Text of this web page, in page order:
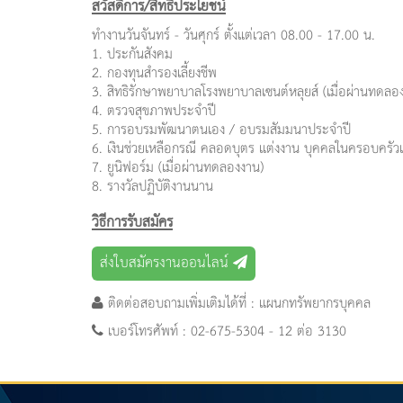
สวัสดิการ/สิทธิประโยชน์
ทำงานวันจันทร์ - วันศุกร์ ตั้งแต่เวลา 08.00 - 17.00 น.
1. ประกันสังคม
2. กองทุนสำรองเลี้ยงชีพ
3. สิทธิรักษาพยาบาลโรงพยาบาลเซนต์หลุยส์ (เมื่อผ่านทดลอ
4. ตรวจสุขภาพประจำปี
5. การอบรมพัฒนาตนเอง / อบรมสัมมนาประจำปี
6. เงินช่วยเหลือกรณี คลอดบุตร แต่งงาน บุคคลในครอบครัว
7. ยูนิฟอร์ม (เมื่อผ่านทดลองงาน)
8. รางวัลปฏิบัติงานนาน
วิธีการรับสมัคร
ส่งใบสมัครงานออนไลน์
ติดต่อสอบถามเพิ่มเติมได้ที่ : แผนกทรัพยากรบุคคล
เบอร์โทรศัพท์ : 02-675-5304 - 12 ต่อ 3130